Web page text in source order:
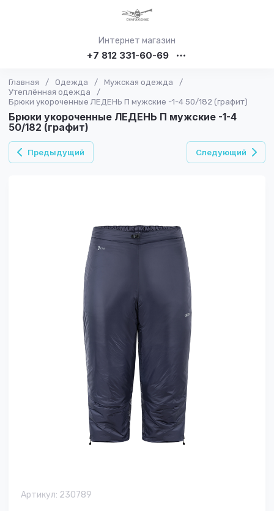
Интернет магазин
+7 812 331-60-69
Главная / Одежда / Мужская одежда
/
Утеплённая одежда
/
Брюки укороченные ЛЕДЕНЬ П мужские -1-4 50/182 (графит)
Брюки укороченные ЛЕДЕНЬ П мужские -1-4
50/182 (графит)
Предыдущий Следующий
Артикул: 230789